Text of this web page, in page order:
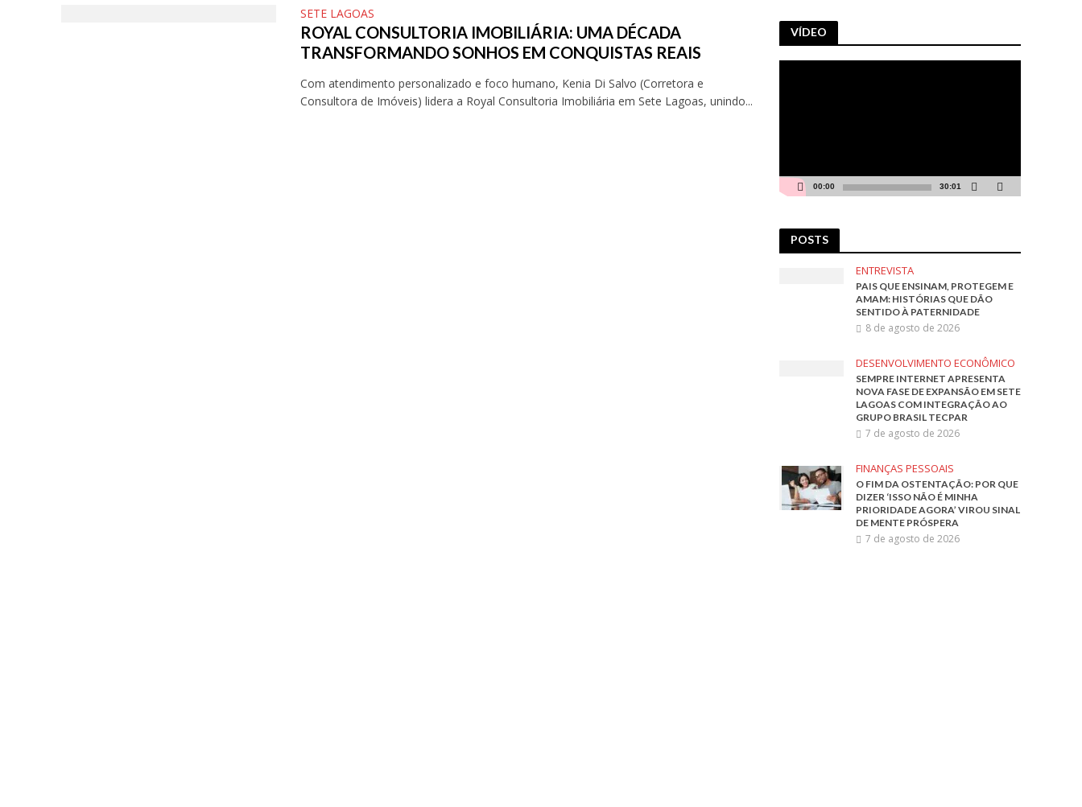
SETE LAGOAS
ROYAL CONSULTORIA IMOBILIÁRIA: UMA DÉCADA
TRANSFORMANDO SONHOS EM CONQUISTAS REAIS
Com atendimento personalizado e foco humano, Kenia Di Salvo (Corretora e
Consultora de Imóveis) lidera a Royal Consultoria Imobiliária em Sete Lagoas, unindo...
VÍDEO
00:00 30:01
POSTS
ENTREVISTA
PAIS QUE ENSINAM, PROTEGEM E
AMAM: HISTÓRIAS QUE DÃO
SENTIDO À PATERNIDADE
8 de agosto de 2026
DESENVOLVIMENTO ECONÔMICO
SEMPRE INTERNET APRESENTA
NOVA FASE DE EXPANSÃO EM SETE
LAGOAS COM INTEGRAÇÃO AO
GRUPO BRASIL TECPAR
7 de agosto de 2026
FINANÇAS PESSOAIS
O FIM DA OSTENTAÇÃO: POR QUE
DIZER ‘ISSO NÃO É MINHA
PRIORIDADE AGORA’ VIROU SINAL
DE MENTE PRÓSPERA
7 de agosto de 2026